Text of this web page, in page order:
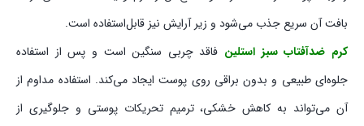
بافت آن سریع جذب می‌شود و زیر آرایش نیز قابل‌استفاده است.
کرم ضدآفتاب سبز استلین فاقد چربی سنگین است و پس از استفاده
جلوه‌ای طبیعی و بدون براقی روی پوست ایجاد می‌کند. استفاده مداوم از
آن می‌تواند به کاهش خشکی، ترمیم تحریکات پوستی و جلوگیری از